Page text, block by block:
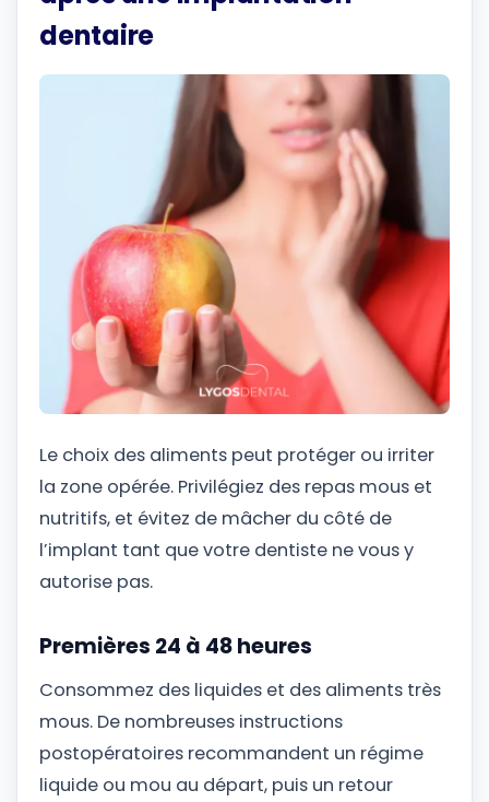
dentaire
Le choix des aliments peut protéger ou irriter
la zone opérée. Privilégiez des repas mous et
nutritifs, et évitez de mâcher du côté de
l’implant tant que votre dentiste ne vous y
autorise pas.
Premières 24 à 48 heures
Consommez des liquides et des aliments très
mous. De nombreuses instructions
postopératoires recommandent un régime
liquide ou mou au départ, puis un retour